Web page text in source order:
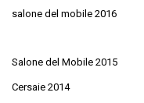
salone del mobile 2016
Salone del Mobile 2015
Cersaie 2014